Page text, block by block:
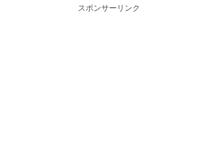
スポンサーリンク